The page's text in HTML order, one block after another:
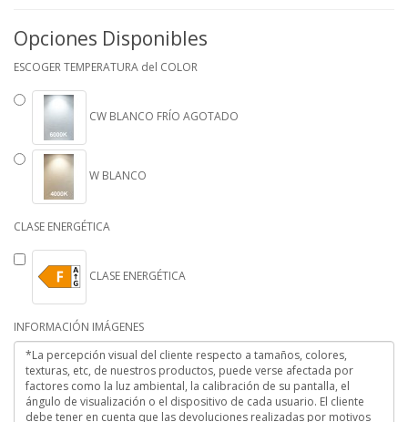
Opciones Disponibles
ESCOGER TEMPERATURA del COLOR
CW BLANCO FRÍO AGOTADO
W BLANCO
CLASE ENERGÉTICA
CLASE ENERGÉTICA
INFORMACIÓN IMÁGENES